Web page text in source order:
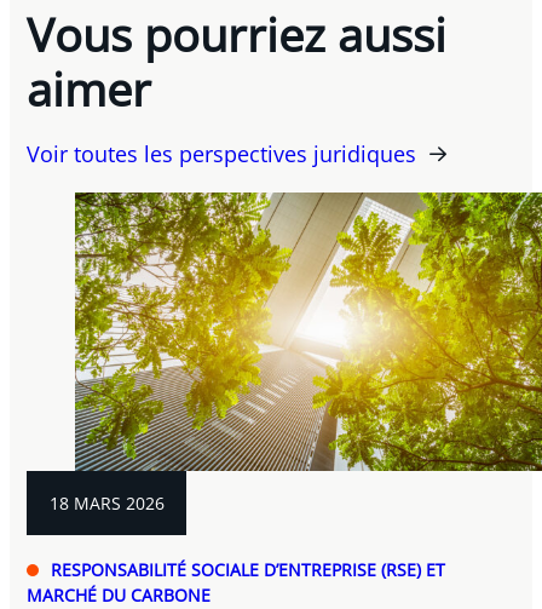
Vous pourriez aussi
aimer
Voir toutes les perspectives juridiques
18 MARS 2026
RESPONSABILITÉ SOCIALE D’ENTREPRISE (RSE) ET
MARCHÉ DU CARBONE